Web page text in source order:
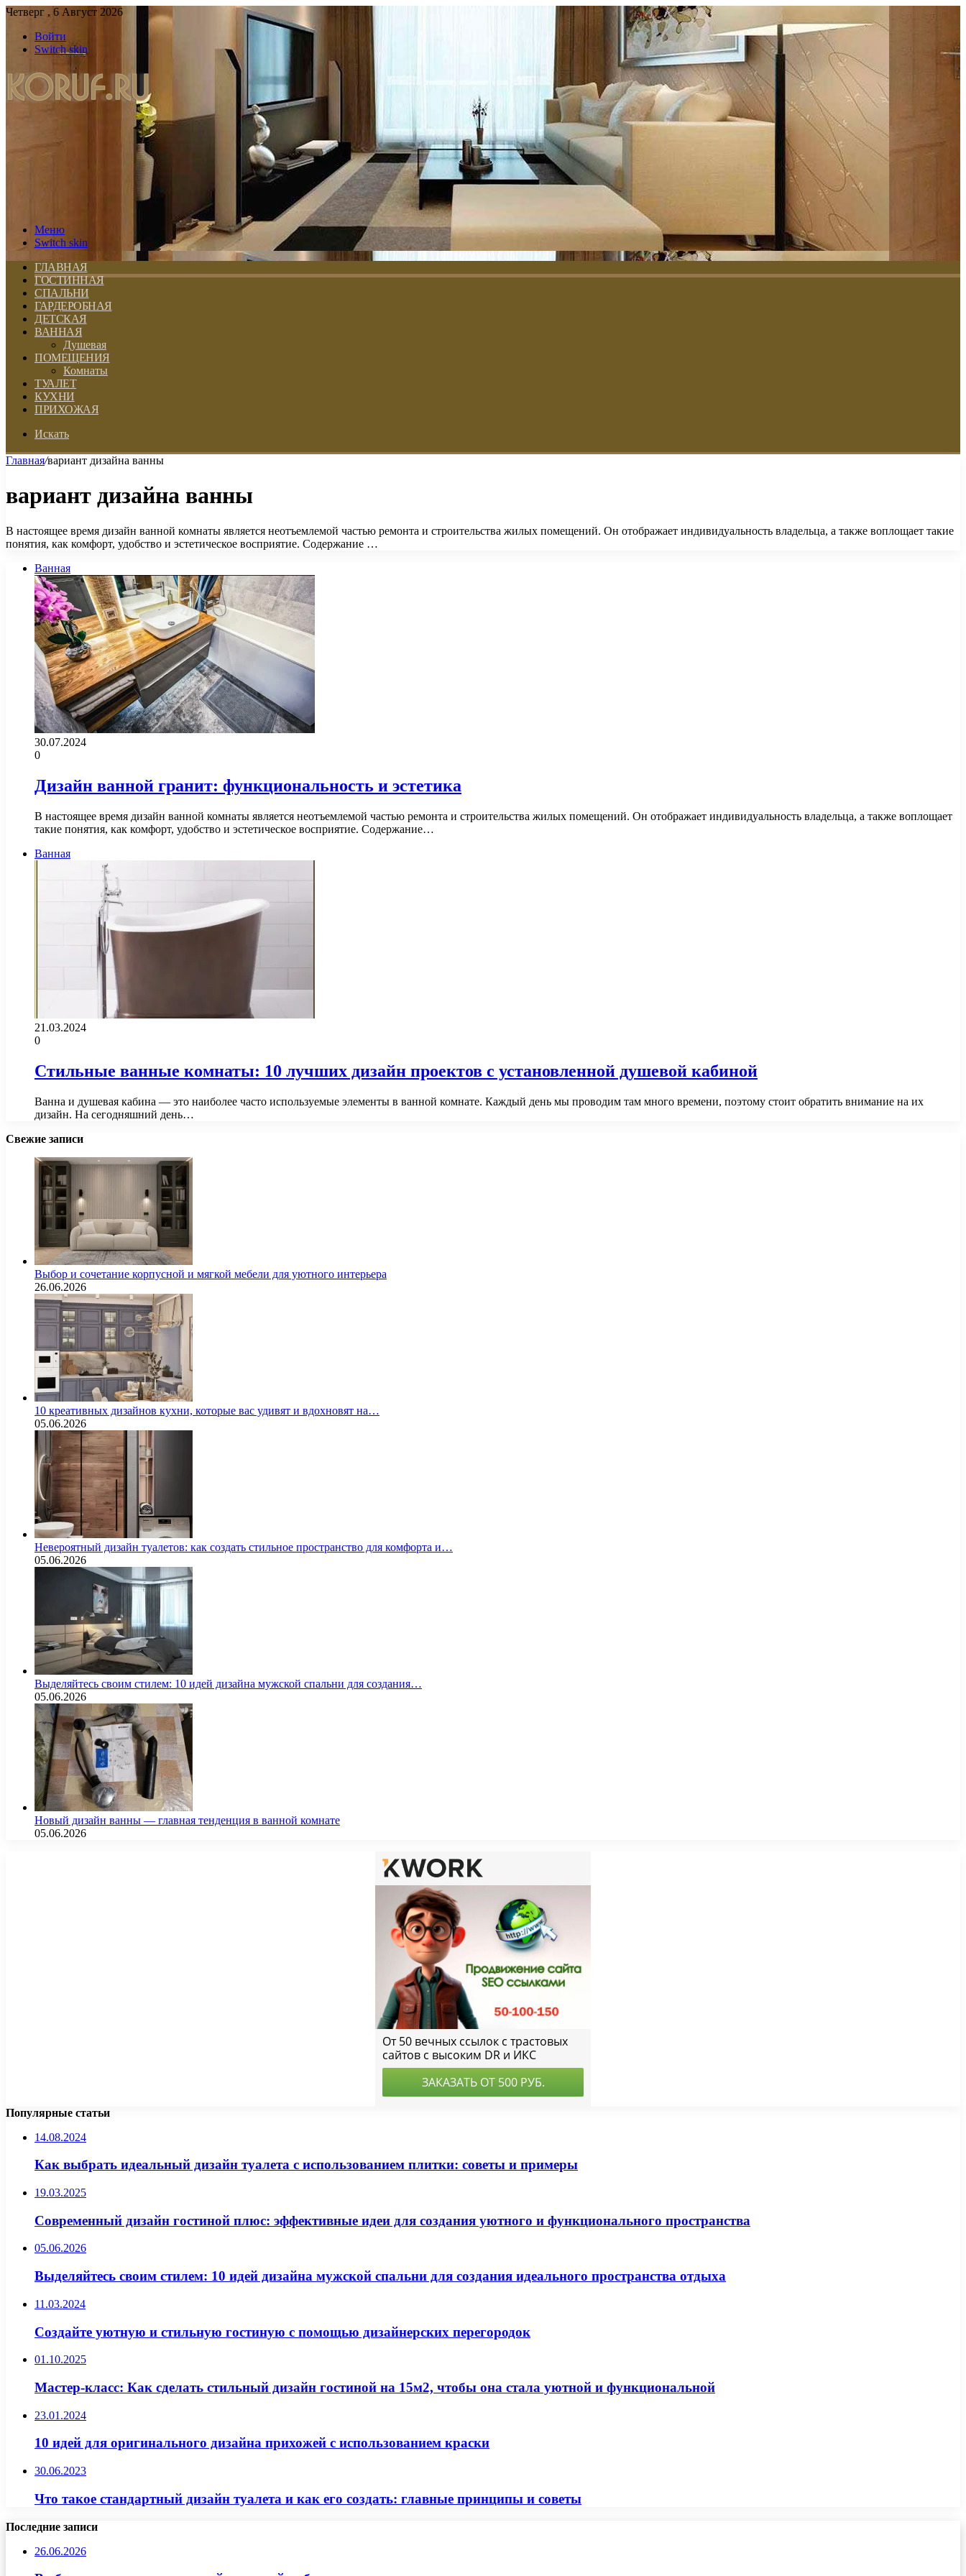
Четверг , 6 Август 2026
Войти
Switch skin
Меню
Switch skin
ГЛАВНАЯ
ГОСТИННАЯ
СПАЛЬНИ
ГАРДЕРОБНАЯ
ДЕТСКАЯ
ВАННАЯ
Душевая
ПОМЕЩЕНИЯ
Комнаты
ТУАЛЕТ
КУХНИ
ПРИХОЖАЯ
Искать
Главная/вариант дизайна ванны
вариант дизайна ванны
В настоящее время дизайн ванной комнаты является неотъемлемой частью ремонта и строительства жилых помещений. Он отображает индивидуальность владельца, а также воплощает такие
понятия, как комфорт, удобство и эстетическое восприятие. Содержание …
Ванная
30.07.2024
0
Дизайн ванной гранит: функциональность и эстетика
В настоящее время дизайн ванной комнаты является неотъемлемой частью ремонта и строительства жилых помещений. Он отображает индивидуальность владельца, а также воплощает
такие понятия, как комфорт, удобство и эстетическое восприятие. Содержание…
Ванная
21.03.2024
0
Стильные ванные комнаты: 10 лучших дизайн проектов с установленной душевой кабиной
Ванна и душевая кабина — это наиболее часто используемые элементы в ванной комнате. Каждый день мы проводим там много времени, поэтому стоит обратить внимание на их
дизайн. На сегодняшний день…
Свежие записи
Выбор и сочетание корпусной и мягкой мебели для уютного интерьера
26.06.2026
10 креативных дизайнов кухни, которые вас удивят и вдохновят на…
05.06.2026
Невероятный дизайн туалетов: как создать стильное пространство для комфорта и…
05.06.2026
Выделяйтесь своим стилем: 10 идей дизайна мужской спальни для создания…
05.06.2026
Новый дизайн ванны — главная тенденция в ванной комнате
05.06.2026
Популярные статьи
14.08.2024
Как выбрать идеальный дизайн туалета с использованием плитки: советы и примеры
19.03.2025
Современный дизайн гостиной плюс: эффективные идеи для создания уютного и функционального пространства
05.06.2026
Выделяйтесь своим стилем: 10 идей дизайна мужской спальни для создания идеального пространства отдыха
11.03.2024
Создайте уютную и стильную гостиную с помощью дизайнерских перегородок
01.10.2025
Мастер-класс: Как сделать стильный дизайн гостиной на 15м2, чтобы она стала уютной и функциональной
23.01.2024
10 идей для оригинального дизайна прихожей с использованием краски
30.06.2023
Что такое стандартный дизайн туалета и как его создать: главные принципы и советы
Последние записи
26.06.2026